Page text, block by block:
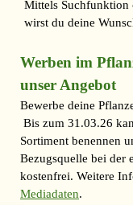
Mittels Suchfunktion
wirst du deine
Werben im
unser Angebot
Bewerbe deine
Bis zum 31.03.26
Sortiment benennen
Bezugsquelle bei der
kostenfrei. Weitere
Mediadaten.